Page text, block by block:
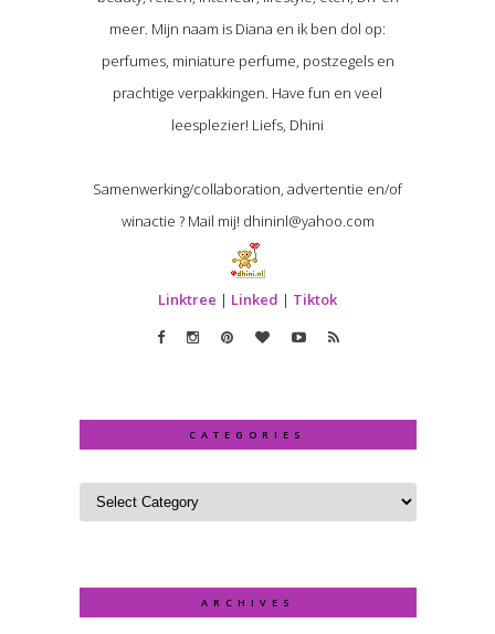
meer. Mijn naam is Diana en ik ben dol op:
perfumes, miniature perfume, postzegels en
prachtige verpakkingen. Have fun en veel
leesplezier! Liefs, Dhini
Samenwerking/collaboration, advertentie en/of
winactie ? Mail mij! dhininl@yahoo.com
Linktree | Linked | Tiktok
CATEGORIES
ARCHIVES